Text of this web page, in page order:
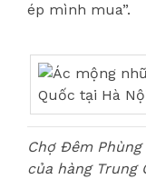
ép mình mua”.
Chợ Đêm
của hàng Trung